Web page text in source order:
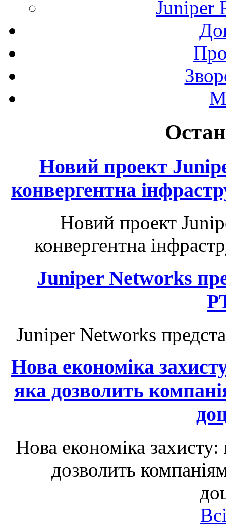
Juniper
Новий проект
конвергентна
Новий проект
конвергентна
Juniper Networks
Juniper Networks
Нова економіка
яка дозволить
Нова економіка
дозволить